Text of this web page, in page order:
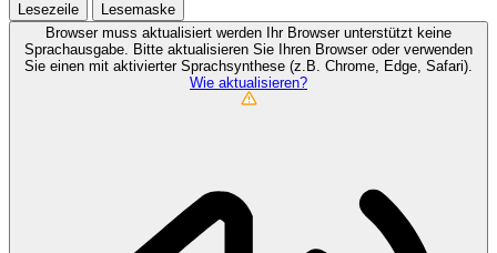
Lesezeile
Lesemaske
Browser muss aktualisiert werden
Ihr Browser unterstützt keine
Sprachausgabe. Bitte aktualisieren Sie Ihren Browser oder verwenden
Sie einen mit aktivierter Sprachsynthese (z.B. Chrome, Edge, Safari).
Wie aktualisieren?